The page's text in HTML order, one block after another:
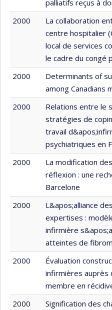
palliatifs reçus à
2000
La collaboration
centre hospitalier
local de services
le cadre du congé
2000
Determinants of
among Canadians
2000
Relations entre le
stratégies de
travail
psychiatriques en
2000
La modification
réflexion : une
Barcelone
2000
L&apos;alliance
expertises :
infirmière
atteintes de
2000
Évaluation
infirmières auprès
membre en
2000
Signification des